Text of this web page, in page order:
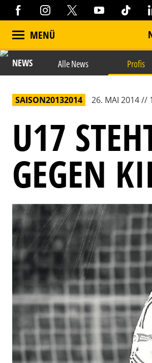
MENÜ
NEWS Alle News Profis
SAISON20132014 26. MAI 2014 //
U17
GEGEN